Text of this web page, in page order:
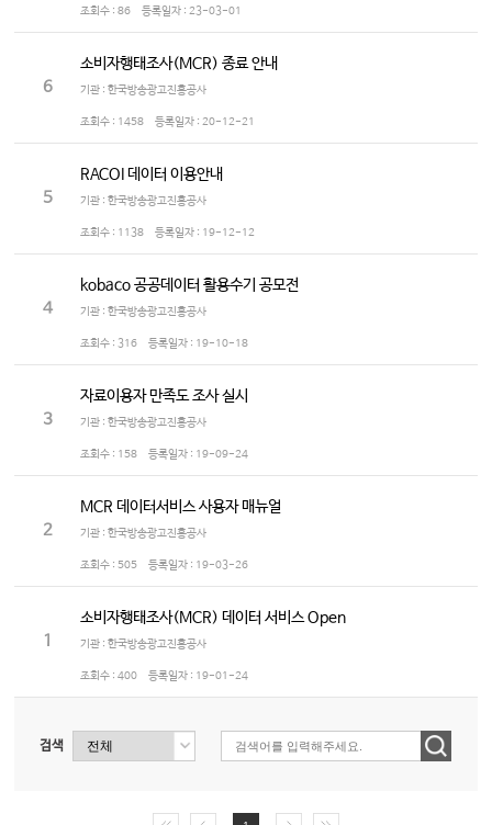
조회수 : 86 등록일자 : 23-03-01
6
소비자행태조사(MCR) 종료 안내
기관 : 한국방송광고진흥공사
조회수 : 1458 등록일자 : 20-12-21
5
RACOI 데이터 이용안내
기관 : 한국방송광고진흥공사
조회수 : 1138 등록일자 : 19-12-12
4
kobaco 공공데이터 활용수기 공모전
기관 : 한국방송광고진흥공사
조회수 : 316 등록일자 : 19-10-18
3
자료이용자 만족도 조사 실시
기관 : 한국방송광고진흥공사
조회수 : 158 등록일자 : 19-09-24
2
MCR 데이터서비스 사용자 매뉴얼
기관 : 한국방송광고진흥공사
조회수 : 505 등록일자 : 19-03-26
1
소비자행태조사(MCR) 데이터 서비스 Open
기관 : 한국방송광고진흥공사
조회수 : 400 등록일자 : 19-01-24
검색